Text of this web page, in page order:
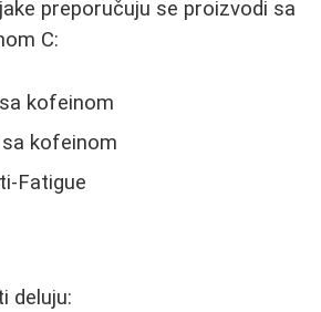
preporučuju se proizvodi sa
C:
kofeinom
sa kofeinom
Fatigue
deluju: